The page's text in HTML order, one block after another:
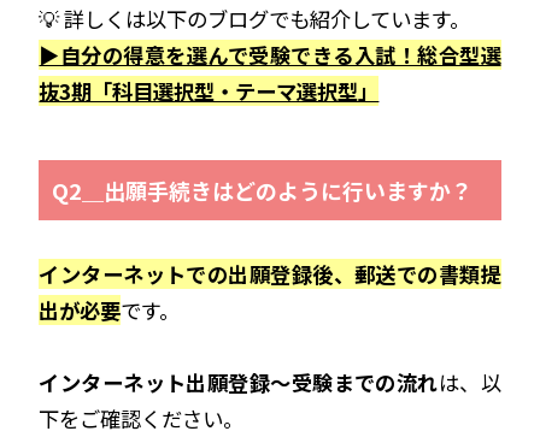
💡 詳しくは以下のブログでも紹介しています。
▶自分の得意を選んで受験できる入試！総合型選
抜3期「科目選択型・テーマ選択型」
Q2＿出願手続きはどのように行いますか？
インターネットでの出願登録後、郵送での書類提
出が必要です。
インターネット出願登録～受験までの流れは、以
下をご確認ください。